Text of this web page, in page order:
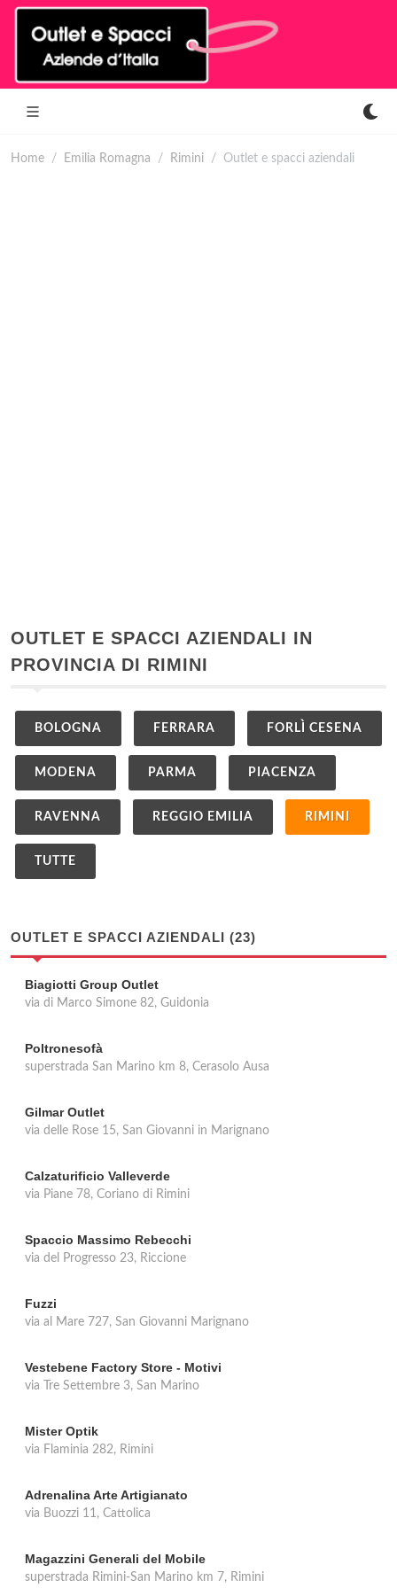
Home Emilia Romagna Rimini Outlet e spacci aziendali
OUTLET E SPACCI AZIENDALI IN
PROVINCIA DI RIMINI
BOLOGNA FERRARA FORLÌ CESENA
MODENA PARMA PIACENZA
RAVENNA REGGIO EMILIA RIMINI
TUTTE
OUTLET E SPACCI AZIENDALI (23)
Biagiotti Group Outlet
via di Marco Simone 82, Guidonia
Poltronesofà
superstrada San Marino km 8, Cerasolo Ausa
Gilmar Outlet
via delle Rose 15, San Giovanni in Marignano
Calzaturificio Valleverde
via Piane 78, Coriano di Rimini
Spaccio Massimo Rebecchi
via del Progresso 23, Riccione
Fuzzi
via al Mare 727, San Giovanni Marignano
Vestebene Factory Store - Motivi
via Tre Settembre 3, San Marino
Mister Optik
via Flaminia 282, Rimini
Adrenalina Arte Artigianato
via Buozzi 11, Cattolica
Magazzini Generali del Mobile
superstrada Rimini-San Marino km 7, Rimini